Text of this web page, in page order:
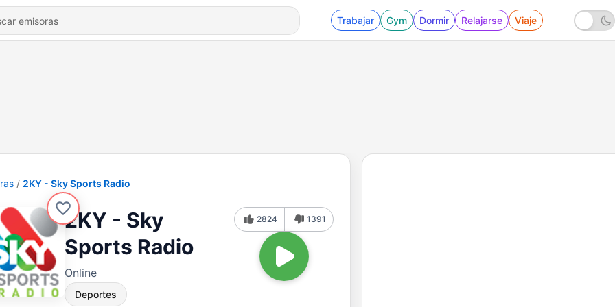
Trabajar Gym Dormir Relajarse Viaje
2KY - Sky Sports Radio
2KY - Sky
Sports Radio
Online
Deportes
2824 1391